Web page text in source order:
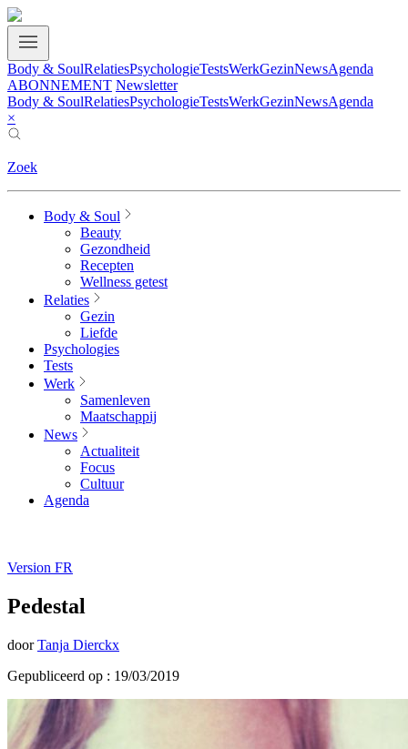
Body & SoulRelatiesPsychologieTestsWerkGezinNewsAgenda
ABONNEMENT Newsletter
Body & SoulRelatiesPsychologieTestsWerkGezinNewsAgenda
×
Zoek
Body & Soul
Beauty
Gezondheid
Recepten
Wellness getest
Relaties
Gezin
Liefde
Psychologies
Tests
Werk
Samenleven
Maatschappij
News
Actualiteit
Focus
Cultuur
Agenda
Version FR
Pedestal
door Tanja Dierckx
Gepubliceerd op : 19/03/2019